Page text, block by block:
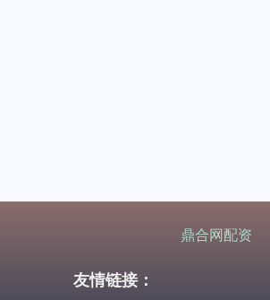
鼎合网配资
友情链接：